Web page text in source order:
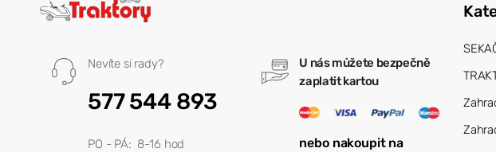
Nevíte si rady?
577 544 893
PO - PÁ: 8-16 hod
U nás můžete bezpečně
zaplatit kartou
nebo nakoupit na